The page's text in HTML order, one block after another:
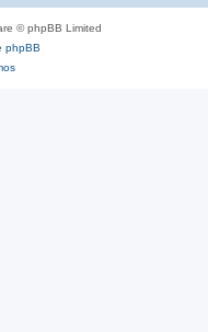
© phpBB Limited
phpBB